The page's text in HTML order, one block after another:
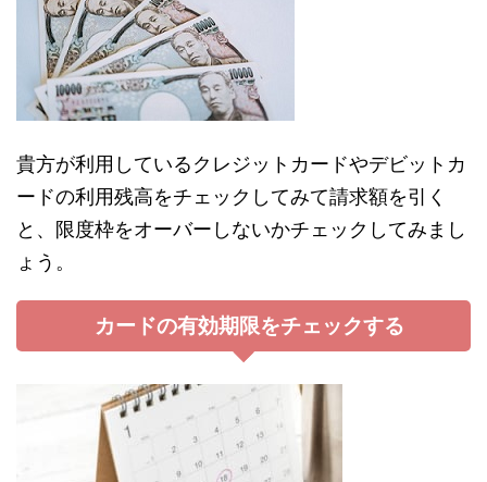
貴方が利用しているクレジットカードやデビットカ
ードの利用残高をチェックしてみて請求額を引く
と、限度枠をオーバーしないかチェックしてみまし
ょう。
カードの有効期限をチェックする